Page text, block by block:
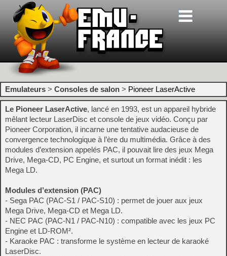
Emulateurs > Consoles de salon > Pioneer LaserActive
Le Pioneer LaserActive, lancé en 1993, est un appareil hybride
mêlant lecteur LaserDisc et console de jeux vidéo. Conçu par
Pioneer Corporation, il incarne une tentative audacieuse de
convergence technologique à l’ère du multimédia. Grâce à des
modules d’extension appelés PAC, il pouvait lire des jeux Mega
Drive, Mega-CD, PC Engine, et surtout un format inédit : les
Mega LD.
Modules d’extension (PAC)
- Sega PAC (PAC-S1 / PAC-S10) : permet de jouer aux jeux
Mega Drive, Mega-CD et Mega LD.
- NEC PAC (PAC-N1 / PAC-N10) : compatible avec les jeux PC
Engine et LD-ROM².
- Karaoke PAC : transforme le système en lecteur de karaoké
LaserDisc.